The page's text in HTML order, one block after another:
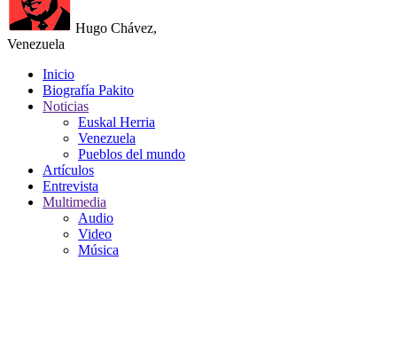
Hugo Chávez,
Venezuela
Inicio
Biografía Pakito
Noticias
Euskal Herria
Venezuela
Pueblos del mundo
Artículos
Entrevista
Multimedia
Audio
Video
Música